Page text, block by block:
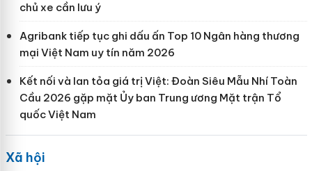
chủ xe cần lưu ý
Agribank tiếp tục ghi dấu ấn Top 10 Ngân hàng thương
mại Việt Nam uy tín năm 2026
Kết nối và lan tỏa giá trị Việt: Đoàn Siêu Mẫu Nhí Toàn
Cầu 2026 gặp mặt Ủy ban Trung ương Mặt trận Tổ
quốc Việt Nam
Xã hội